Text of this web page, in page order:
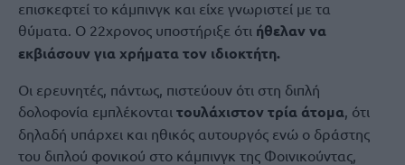
επισκεφτεί το κάμπινγκ και είχε γνωριστεί με τα
θύματα. Ο 22χρονος υποστήριξε ότι ήθελαν να
εκβιάσουν για χρήματα τον ιδιοκτήτη.
Οι ερευνητές, πάντως, πιστεύουν ότι στη διπλή
δολοφονία εμπλέκονται τουλάχιστον τρία άτομα, ότι
δηλαδή υπάρχει και ηθικός αυτουργός ενώ ο δράστης
του διπλού φονικού στο κάμπινγκ της Φοινικούντας,